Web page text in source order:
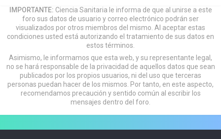
IMPORTANTE: Ciencia Sanitaria le informa de que al unirse a este
foro sus datos de usuario y correo electrónico podrán ser
visualizados por otros miembros del mismo. Al aceptar estas
condiciones usted está autorizando el tratamiento de sus datos en
estos términos.
Asimismo, le informamos que esta web, y su representante legal,
no se hará responsable de la privacidad de aquellos datos que sean
publicados por los propios usuarios, ni del uso que terceras
personas puedan hacer de los mismos. Por tanto, en este aspecto,
recomendamos precaución y sentido común al escribir los
mensajes dentro del foro.